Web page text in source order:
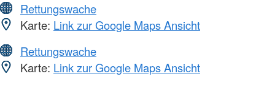
Rettungswache
Karte: Link zur Google Maps Ansicht
Rettungswache
Karte: Link zur Google Maps Ansicht